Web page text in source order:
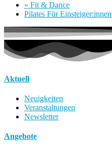
« Fit & Dance
Pilates Für Einsteiger:innen
Aktuell
Neuigkeiten
Veranstaltungen
Newsletter
Angebote